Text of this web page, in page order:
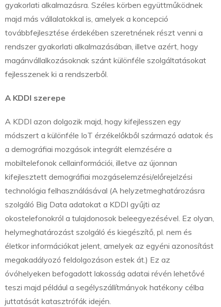
gyakorlati alkalmazásra. Széles körben együttműködnek
majd más vállalatokkal is, amelyek a koncepció
továbbfejlesztése érdekében szeretnének részt venni a
rendszer gyakorlati alkalmazásában, illetve azért, hogy
magánvállalkozásoknak szánt különféle szolgáltatásokat
fejlesszenek ki a rendszerből.
A KDDI szerepe
A KDDI azon dolgozik majd, hogy kifejlesszen egy
módszert a különféle IoT érzékelőkből származó adatok és
a demográfiai mozgások integrált elemzésére a
mobiltelefonok cellainformációi, illetve az újonnan
kifejlesztett demográfiai mozgáselemzési/előrejelzési
technológia felhasználásával (A helyzetmeghatározásra
szolgáló Big Data adatokat a KDDI gyűjti az
okostelefonokról a tulajdonosok beleegyezésével. Ez olyan,
helymeghatározást szolgáló és kiegészítő, pl. nem és
életkor információkat jelent, amelyek az egyéni azonosítást
megakadályozó feldolgozáson estek át.) Ez az
óvóhelyeken befogadott lakosság adatai révén lehetővé
teszi majd például a segélyszállítmányok hatékony célba
juttatását katasztrófák idején.